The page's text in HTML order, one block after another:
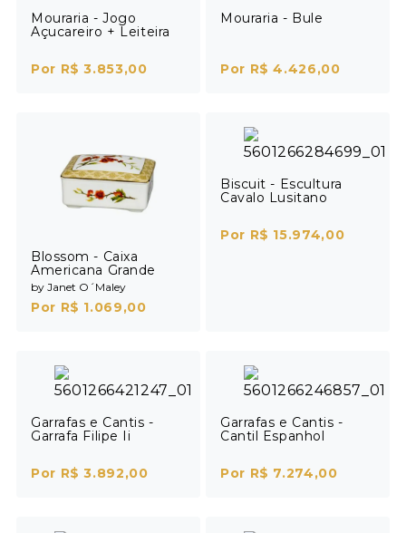
Mouraria - Jogo
Açucareiro + Leiteira
Por R$ 3.853,00
Mouraria - Bule
Por R$ 4.426,00
Blossom - Caixa
Americana Grande
by Janet O´Maley
Por R$ 1.069,00
Biscuit - Escultura
Cavalo Lusitano
Por R$ 15.974,00
Garrafas e Cantis -
Garrafa Filipe Ii
Por R$ 3.892,00
Garrafas e Cantis -
Cantil Espanhol
Por R$ 7.274,00